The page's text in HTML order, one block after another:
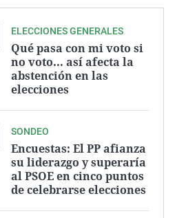
ELECCIONES GENERALES
Qué pasa con mi voto si
no voto... así afecta la
abstención en las
elecciones
SONDEO
Encuestas: El PP afianza
su liderazgo y superaría
al PSOE en cinco puntos
de celebrarse elecciones